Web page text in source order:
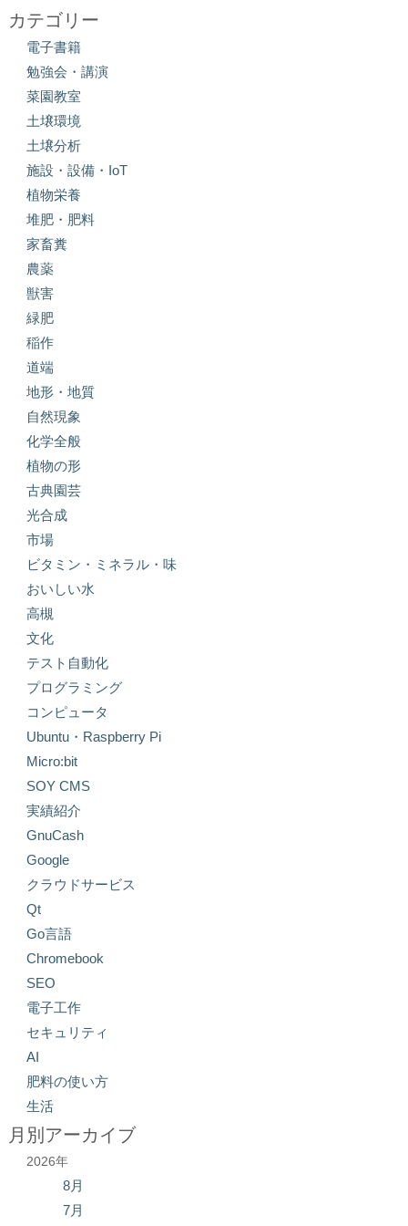
カテゴリー
電子書籍
勉強会・講演
菜園教室
土壌環境
土壌分析
施設・設備・IoT
植物栄養
堆肥・肥料
家畜糞
農薬
獣害
緑肥
稲作
道端
地形・地質
自然現象
化学全般
植物の形
古典園芸
光合成
市場
ビタミン・ミネラル・味
おいしい水
高槻
文化
テスト自動化
プログラミング
コンピュータ
Ubuntu・Raspberry Pi
Micro:bit
SOY CMS
実績紹介
GnuCash
Google
クラウドサービス
Qt
Go言語
Chromebook
SEO
電子工作
セキュリティ
AI
肥料の使い方
生活
月別アーカイブ
2026年
8月
7月